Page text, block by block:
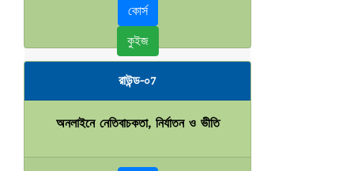
কোর্স
কুইজ
রাউন্ড-০7
অনলাইনে নেতিবাচকতা, নির্যাতন ও ভীতি